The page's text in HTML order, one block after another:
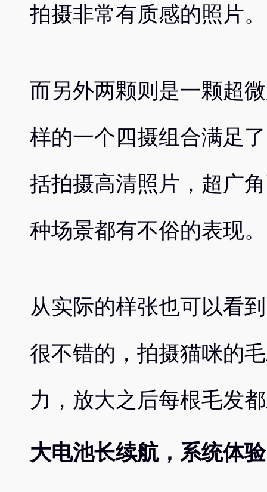
拍摄非常有质感的照片。
而另外两颗则是一颗超
样的一个四摄组合满足
括拍摄高清照片，超广
种场景都有不俗的表现。
从实际的样张也可以看
很不错的，拍摄猫咪的
力，放大之后每根毛发
大电池长续航，系统体